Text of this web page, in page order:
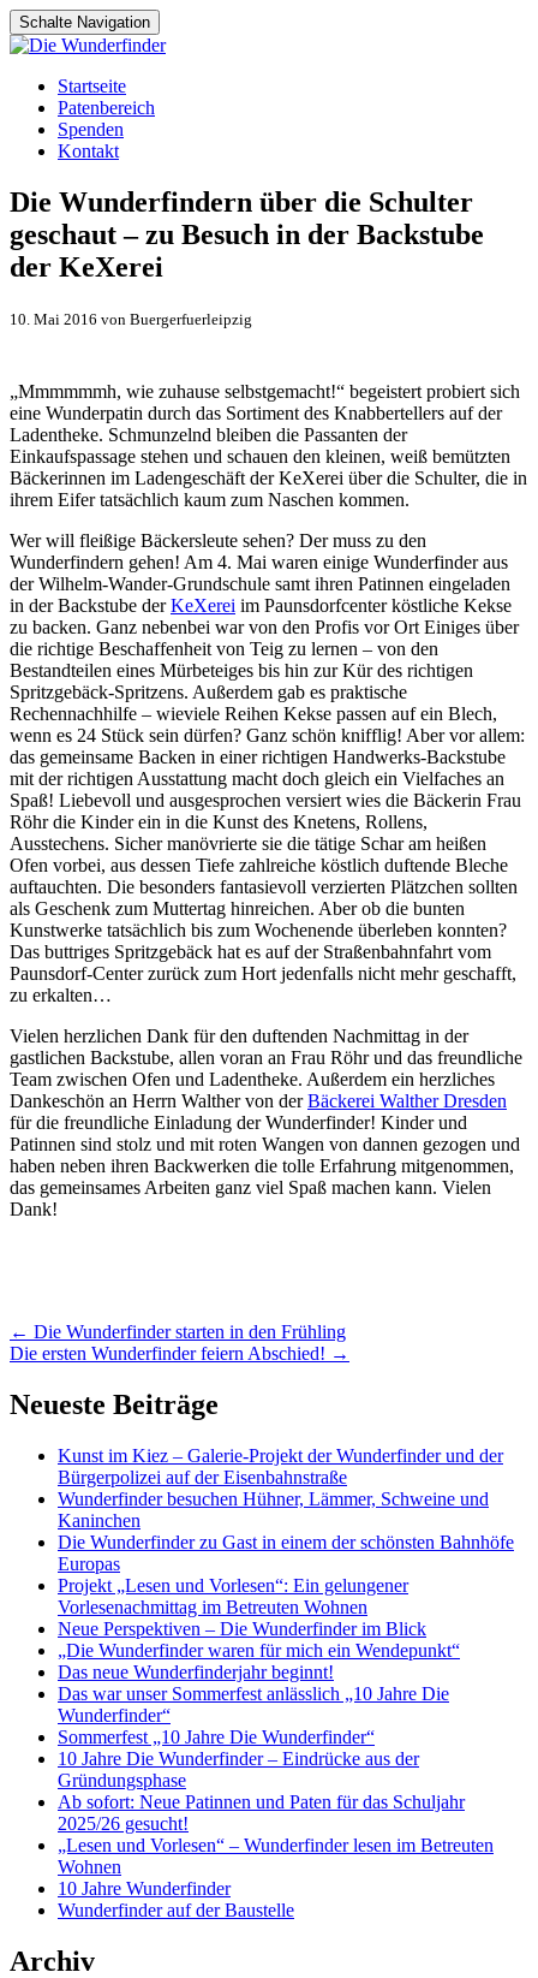
Schalte Navigation
Zum
Inhalt
springen
Startseite
Patenbereich
Spenden
Kontakt
Die Wunderfindern über die Schulter
geschaut – zu Besuch in der Backstube
der KeXerei
10. Mai 2016 von Buergerfuerleipzig
„Mmmmmmh, wie zuhause selbstgemacht!“ begeistert probiert sich
eine Wunderpatin durch das Sortiment des Knabbertellers auf der
Ladentheke. Schmunzelnd bleiben die Passanten der
Einkaufspassage stehen und schauen den kleinen, weiß bemützten
Bäckerinnen im Ladengeschäft der KeXerei über die Schulter, die in
ihrem Eifer tatsächlich kaum zum Naschen kommen.
Wer will fleißige Bäckersleute sehen? Der muss zu den
Wunderfindern gehen! Am 4. Mai waren einige Wunderfinder aus
der Wilhelm-Wander-Grundschule samt ihren Patinnen eingeladen
in der Backstube derKeXerei im Paunsdorfcenter köstliche Kekse
zu backen. Ganz nebenbei war von den Profis vor Ort Einiges über
die richtige Beschaffenheit von Teig zu lernen – von den
Bestandteilen eines Mürbeteiges bis hin zur Kür des richtigen
Spritzgebäck-Spritzens. Außerdem gab es praktische
Rechennachhilfe – wieviele Reihen Kekse passen auf ein Blech,
wenn es 24 Stück sein dürfen? Ganz schön knifflig! Aber vor allem:
das gemeinsame Backen in einer richtigen Handwerks-Backstube
mit der richtigen Ausstattung macht doch gleich ein Vielfaches an
Spaß! Liebevoll und ausgesprochen versiert wies die Bäckerin Frau
Röhr die Kinder ein in die Kunst des Knetens, Rollens,
Ausstechens. Sicher manövrierte sie die tätige Schar am heißen
Ofen vorbei, aus dessen Tiefe zahlreiche köstlich duftende Bleche
auftauchten. Die besonders fantasievoll verzierten Plätzchen sollten
als Geschenk zum Muttertag hinreichen. Aber ob die bunten
Kunstwerke tatsächlich bis zum Wochenende überleben konnten?
Das buttriges Spritzgebäck hat es auf der Straßenbahnfahrt vom
Paunsdorf-Center zurück zum Hort jedenfalls nicht mehr geschafft,
zu erkalten…
Vielen herzlichen Dank für den duftenden Nachmittag in der
gastlichen Backstube, allen voran an Frau Röhr und das freundliche
Team zwischen Ofen und Ladentheke. Außerdem ein herzliches
Dankeschön an Herrn Walther von derBäckerei Walther Dresden
für die freundliche Einladung der Wunderfinder! Kinder und
Patinnen sind stolz und mit roten Wangen von dannen gezogen und
haben neben ihren Backwerken die tolle Erfahrung mitgenommen,
das gemeinsames Arbeiten ganz viel Spaß machen kann. Vielen
Dank!
Artikel-
Navigation
← Die Wunderfinder starten in den Frühling
Die ersten Wunderfinder feiern Abschied! →
Neueste Beiträge
Kunst im Kiez – Galerie-Projekt der Wunderfinder und der
Bürgerpolizei auf der Eisenbahnstraße
Wunderfinder besuchen Hühner, Lämmer, Schweine und
Kaninchen
Die Wunderfinder zu Gast in einem der schönsten Bahnhöfe
Europas
Projekt „Lesen und Vorlesen“: Ein gelungener
Vorlesenachmittag im Betreuten Wohnen
Neue Perspektiven – Die Wunderfinder im Blick
„Die Wunderfinder waren für mich ein Wendepunkt“
Das neue Wunderfinderjahr beginnt!
Das war unser Sommerfest anlässlich „10 Jahre Die
Wunderfinder“
Sommerfest „10 Jahre Die Wunderfinder“
10 Jahre Die Wunderfinder – Eindrücke aus der
Gründungsphase
Ab sofort: Neue Patinnen und Paten für das Schuljahr
2025/26 gesucht!
„Lesen und Vorlesen“ – Wunderfinder lesen im Betreuten
Wohnen
10 Jahre Wunderfinder
Wunderfinder auf der Baustelle
Archiv